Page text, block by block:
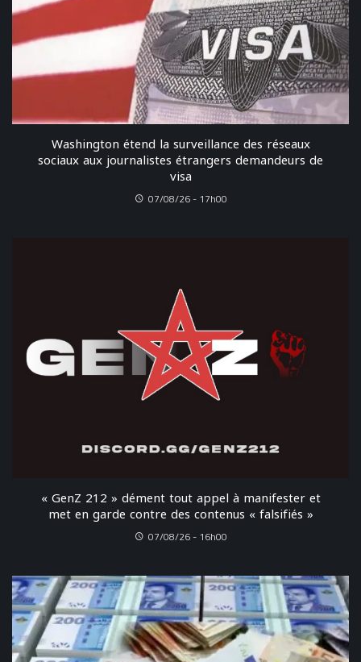
Washington étend la surveillance des réseaux
sociaux aux journalistes étrangers demandeurs de
visa
07/08/26 - 17h00
« GenZ 212 » dément tout appel à manifester et
met en garde contre des contenus « falsifiés »
07/08/26 - 16h00